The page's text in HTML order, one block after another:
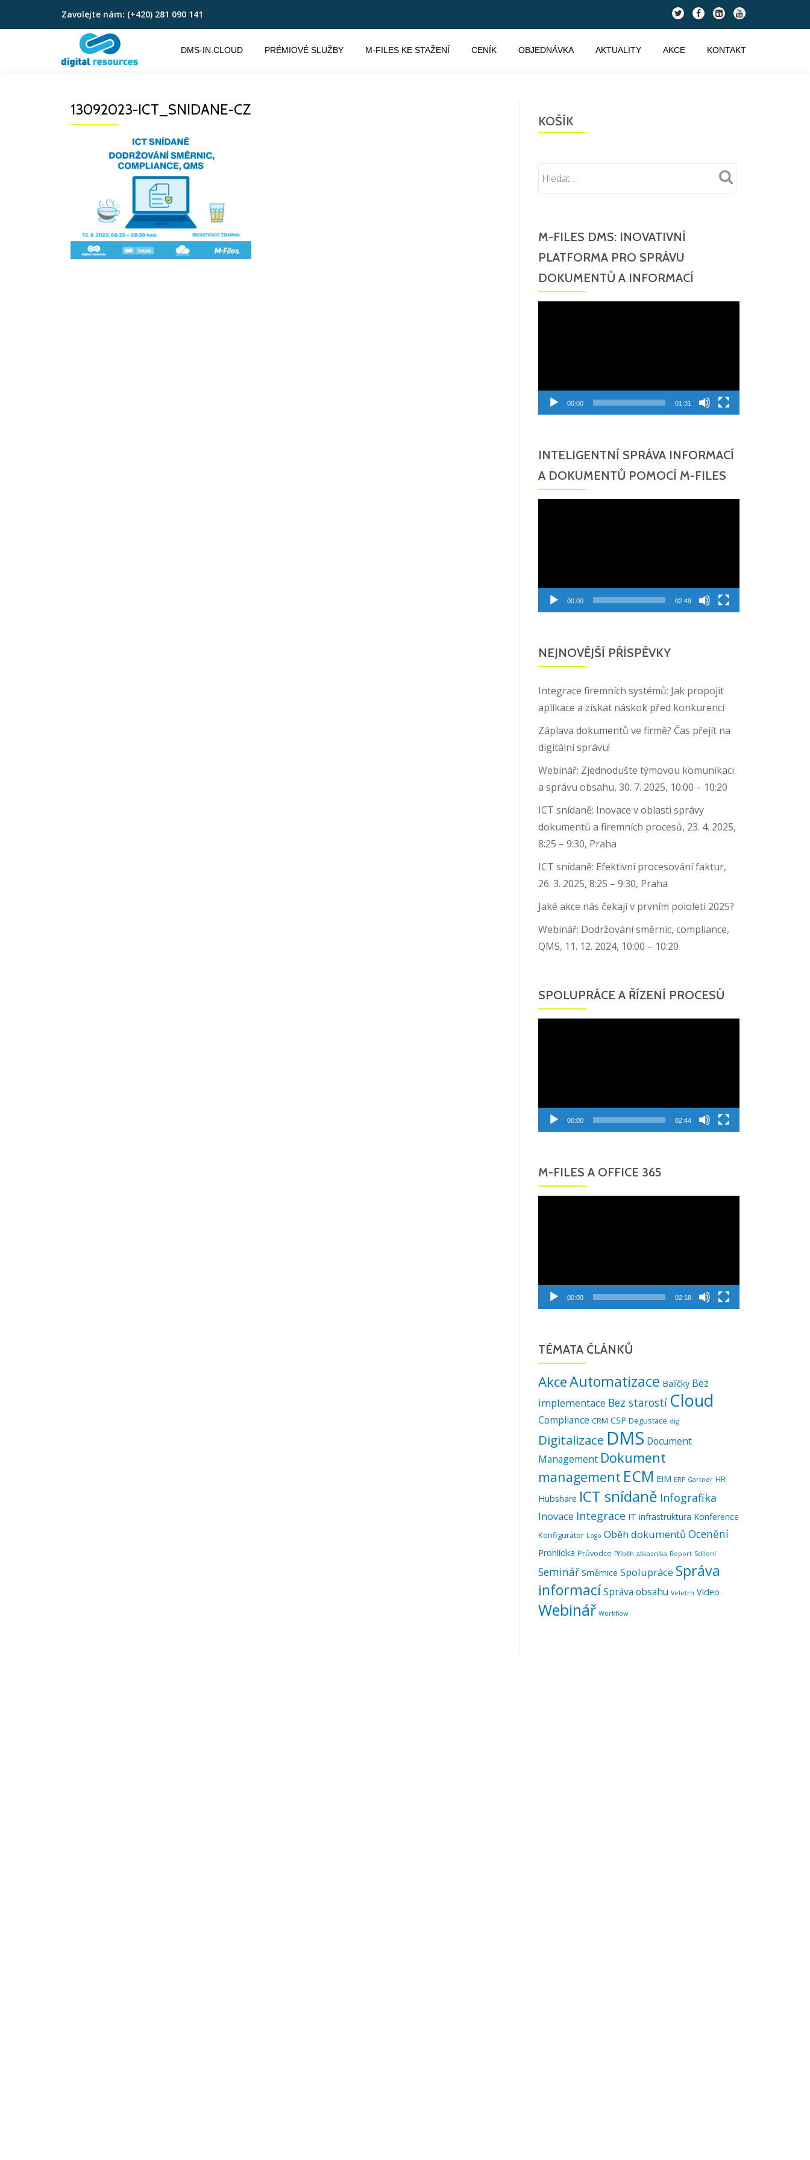
Přeskočit
Zavolejte nám: (+420) 281 090 141
fa-
twitter
fa-
facebook
fa-
linkedin-
square
fa-
youtube
DMS-IN.CLOUD PRÉMIOVÉ SLUŽBY M-FILES KE STAŽENÍ CENÍK OBJEDNÁVKA AKTUALITY AKCE KONTAKT
13092023-ICT_SNIDANE-CZ
KOŠÍK
M-FILES DMS: INOVATIVNÍ
PLATFORMA PRO SPRÁVU
DOKUMENTŮ A INFORMACÍ
00:00 01:31
INTELIGENTNÍ SPRÁVA INFORMACÍ
A DOKUMENTŮ POMOCÍ M-FILES
00:00 02:49
NEJNOVĚJŠÍ PŘÍSPĚVKY
Integrace firemních systémů: Jak propojit
aplikace a získat náskok před konkurencí
Záplava dokumentů ve firmě? Čas přejít na
digitální správu!
Webinář: Zjednodušte týmovou komunikaci
a správu obsahu, 30. 7. 2025, 10:00 – 10:20
ICT snídaně: Inovace v oblasti správy
dokumentů a firemních procesů, 23. 4. 2025,
8:25 – 9:30, Praha
ICT snídaně: Efektivní procesování faktur,
26. 3. 2025, 8:25 – 9:30, Praha
Jaké akce nás čekají v prvním pololetí 2025?
Webinář: Dodržování směrnic, compliance,
QMS, 11. 12. 2024, 10:00 – 10:20
SPOLUPRÁCE A ŘÍZENÍ PROCESŮ
00:00 02:44
M-FILES A OFFICE 365
00:00 02:18
TÉMATA ČLÁNKŮ
AkceAutomatizace Balíčky Bez
implementace Bez starostí Cloud
Compliance CRM CSP Degustace dig
Digitalizace DMS Document
Management Dokument
management ECM EIM ERP Gartner HR
Hubshare ICT snídaně Infografika
Inovace Integrace IT infrastruktura Konference
Konfigurátor Logo Oběh dokumentů Ocenění
Prohlídka Průvodce Příběh zákazníka Report Sdílení
Seminář Směrnice Spolupráce Správa
informacíSpráva obsahu Veletrh Video
Webinář Workflow